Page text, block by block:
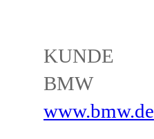
KUNDE
BMW
www.bmw.de